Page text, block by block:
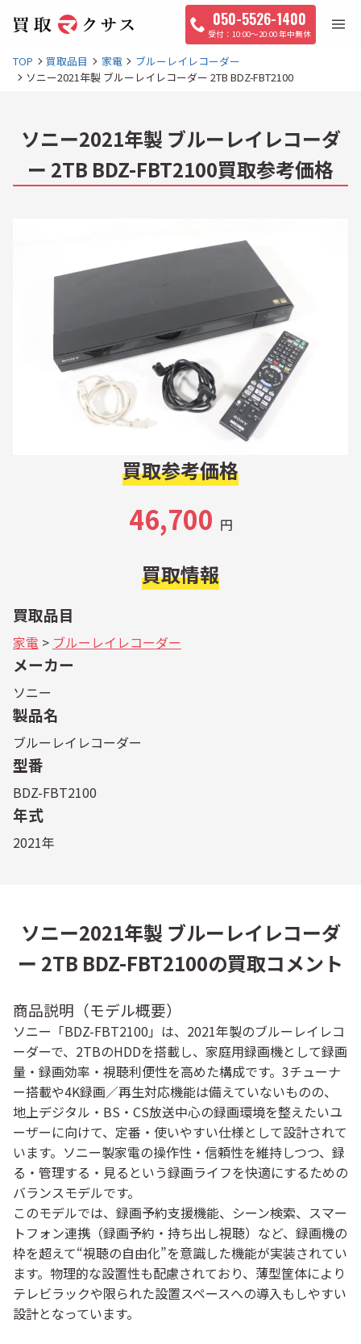
050-5526-1400
10:00〜20:00 年中無休
TOP 買取品目 家電
ブルーレイレコーダー
ソニー2021年製 ブルーレイレコーダー 2TB BDZ-FBT2100
ソニー2021年製 ブルーレイレコーダ
ー 2TB BDZ-FBT2100買取参考価格
買取参考価格
46,700 円
買取情報
買取品目
家電 > ブルーレイレコーダー
メーカー
ソニー
製品名
ブルーレイレコーダー
型番
BDZ-FBT2100
年式
2021年
ソニー2021年製 ブルーレイレコーダ
ー 2TB BDZ-FBT2100の買取コメント
商品説明（モデル概要）
ソニー「BDZ-FBT2100」は、2021年製のブルーレイレコ
ーダーで、2TBのHDDを搭載し、家庭用録画機として録画
量・録画効率・視聴利便性を高めた構成です。3チューナ
ー搭載や4K録画／再生対応機能は備えていないものの、
地上デジタル・BS・CS放送中心の録画環境を整えたいユ
ーザーに向けて、定番・使いやすい仕様として設計されて
います。ソニー製家電の操作性・信頼性を維持しつつ、録
る・管理する・見るという録画ライフを快適にするための
バランスモデルです。
このモデルでは、録画予約支援機能、シーン検索、スマー
トフォン連携（録画予約・持ち出し視聴）など、録画機の
枠を超えて“視聴の自由化”を意識した機能が実装されてい
ます。物理的な設置性も配慮されており、薄型筐体により
テレビラックや限られた設置スペースへの導入もしやすい
設計となっています。